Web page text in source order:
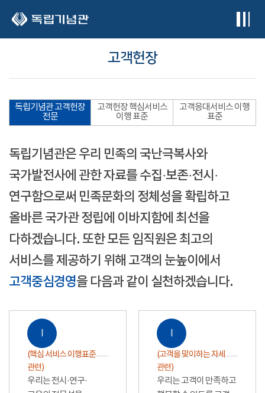
고객헌장
독립기념관 고객헌장
전문
고객헌장 핵심서비스
이행 표준
고객응대서비스 이행
표준
독립기념관은 우리 민족의 국난극복사와
국가발전사에 관한 자료를 수집·보존·전시·
연구함으로써 민족문화의 정체성을 확립하고
올바른 국가관 정립에 이바지함에 최선을
다하겠습니다. 또한 모든 임직원은 최고의
서비스를 제공하기 위해 고객의 눈높이에서
고객중심경영을 다음과 같이 실천하겠습니다.
Ⅰ
(핵심 서비스 이행표준
관련)
우리는 전시·연구·
Ⅰ
(고객을 맞이하는 자세
관련)
우리는 고객이 만족하고